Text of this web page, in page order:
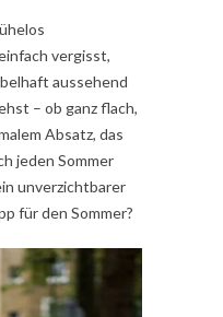
vergisst,
aussehend
– ob ganz flach,
Absatz, das
jeden Sommer
unverzichtbarer
für den Sommer?